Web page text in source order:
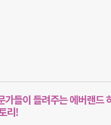
들이 들려주는 에버랜드
리!